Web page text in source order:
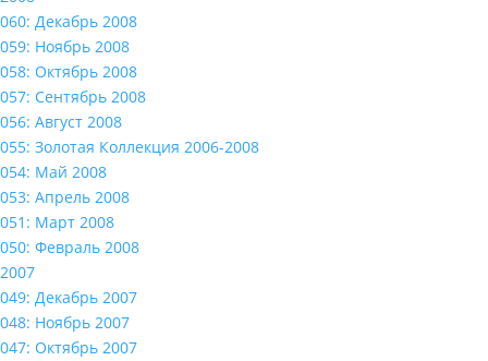
060: Декабрь 2008
059: Ноябрь 2008
058: Октябрь 2008
057: Сентябрь 2008
056: Август 2008
055: Золотая Коллекция 2006-2008
054: Май 2008
053: Апрель 2008
051: Март 2008
050: Февраль 2008
2007
049: Декабрь 2007
048: Ноябрь 2007
047: Октябрь 2007